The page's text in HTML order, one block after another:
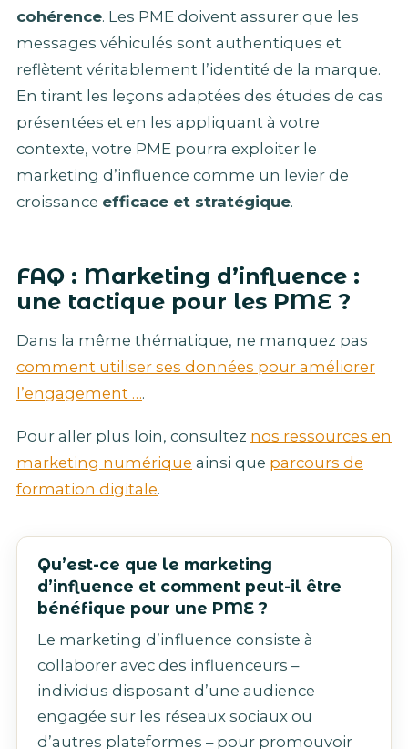
cohérence. Les PME doivent assurer que les
messages véhiculés sont authentiques et
reflètent véritablement l’identité de la marque.
En tirant les leçons adaptées des études de cas
présentées et en les appliquant à votre
contexte, votre PME pourra exploiter le
marketing d’influence comme un levier de
croissance efficace et stratégique.
FAQ : Marketing d’influence :
une tactique pour les PME ?
Dans la même thématique, ne manquez pas
comment utiliser ses données pour améliorer
l’engagement ….
Pour aller plus loin, consultez nos ressources en
marketing numérique ainsi que parcours de
formation digitale.
Qu’est-ce que le marketing
d’influence et comment peut-il être
bénéfique pour une PME ?
Le marketing d’influence consiste à
collaborer avec des influenceurs –
individus disposant d’une audience
engagée sur les réseaux sociaux ou
d’autres plateformes – pour promouvoir